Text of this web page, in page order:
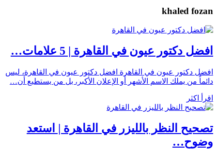
khaled fozan
افضل دكتور عيون في القاهرة | 5 علامات…
افضل دكتور عيون في القاهرة افضل دكتور عيون في القاهرة، ليس
دائماً من يملك الاسم الأشهر أو الإعلان الأكبر، بل من يستطيع أن…
اقرأ اكثر
تصحيح النظر بالليزر في القاهرة | استعد
وضوح…